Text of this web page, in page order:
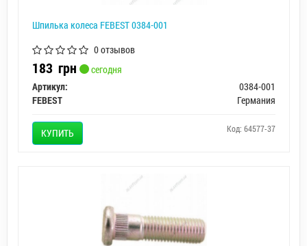
Шпилька колеса FEBEST 0384-001
0 отзывов
183 грн
сегодня
Артикул:
0384-001
FEBEST
Германия
КУПИТЬ Код: 64577-37